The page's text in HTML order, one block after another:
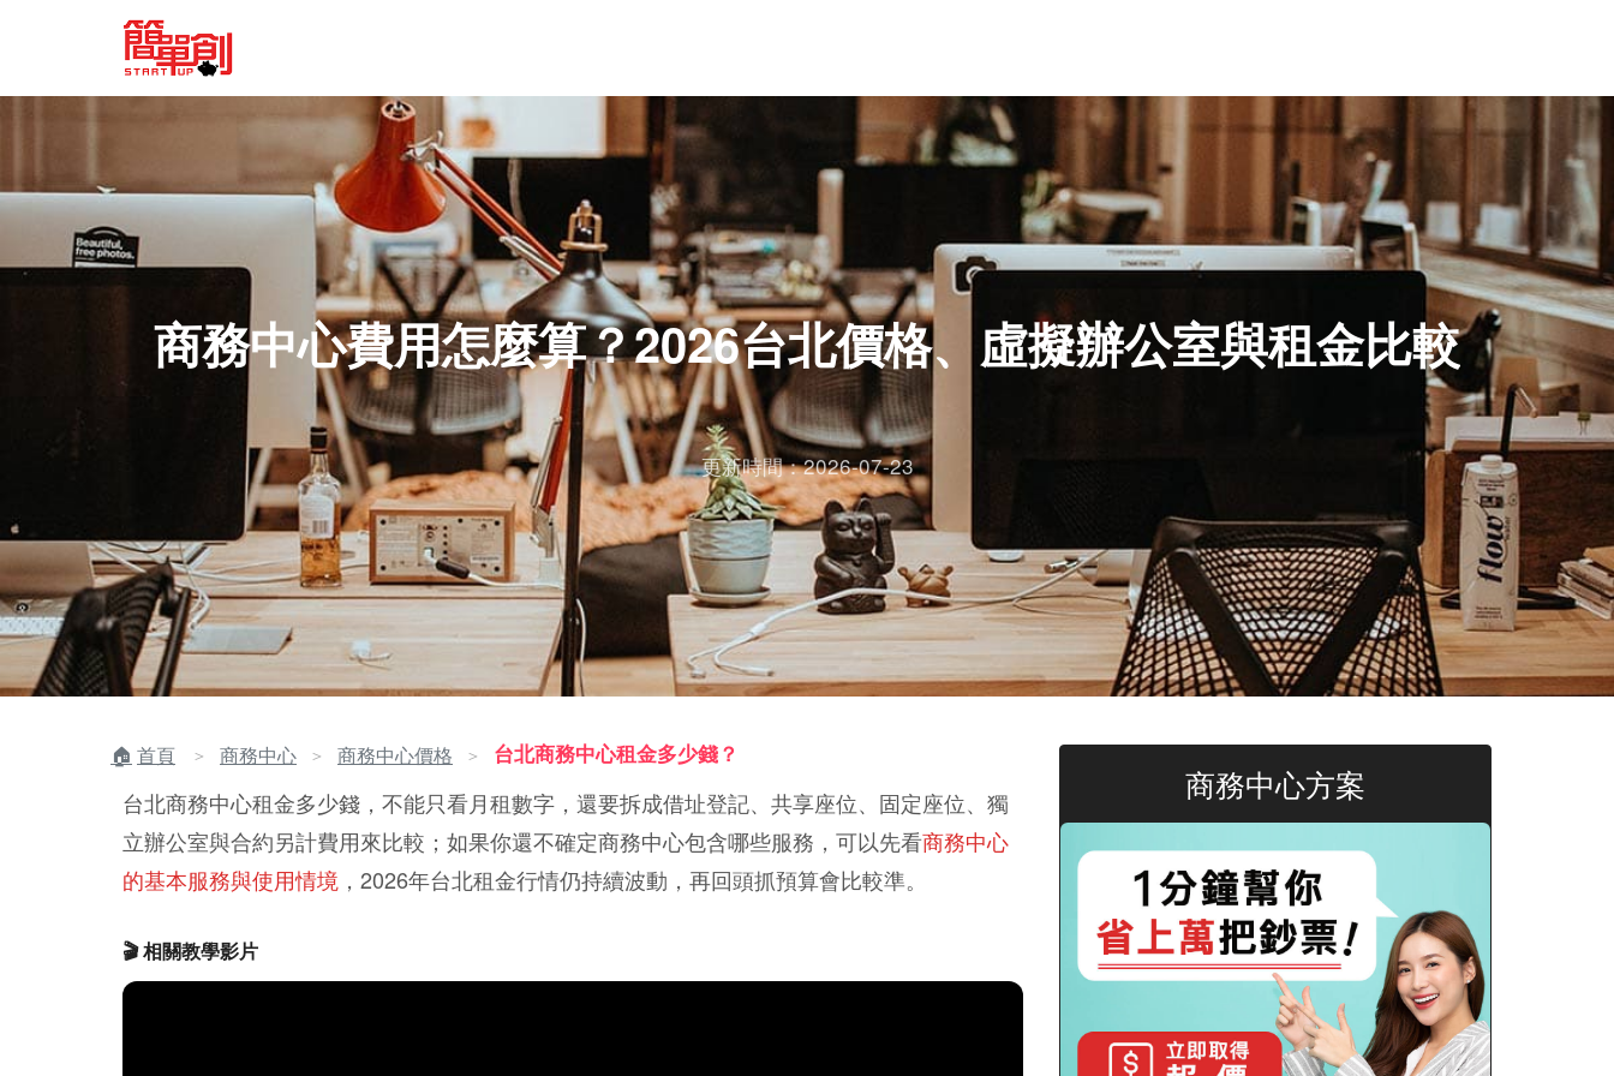
商務中心費用怎麼算？2026台北價格、虛擬辦公室與租金比較
更新時間：2026-07-23
首頁 ＞ 商務中心 ＞ 商務中心價格 ＞ 台北商務中心租金多少錢？
台北商務中心租金多少錢，不能只看月租數字，還要拆成借址登記、共享座位、固定座位、獨
立辦公室與合約另計費用來比較；如果你還不確定商務中心包含哪些服務，可以先看商務中心
的基本服務與使用情境 ，2026年台北租金行情仍持續波動，再回頭抓預算會比較準。
🎬 相關教學影片
商務中心方案